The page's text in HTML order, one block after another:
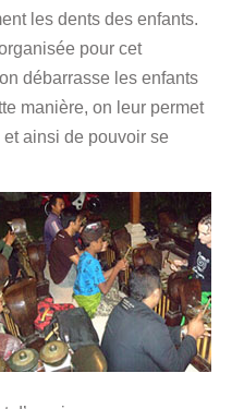
les dents des enfants.
pour cet
débarrasse les enfants
manière, on leur permet
et ainsi de pouvoir se